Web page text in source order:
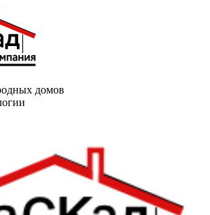
домов